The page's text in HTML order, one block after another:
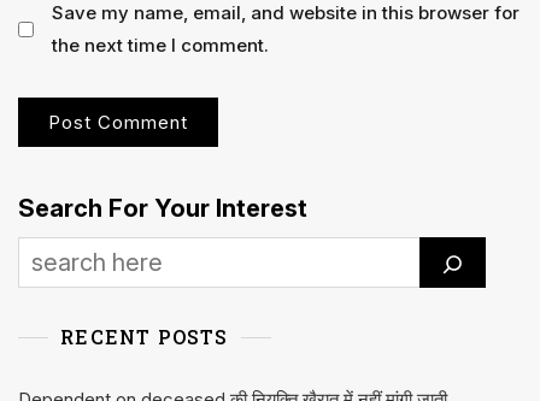
Save my name, email, and website in this browser for
the next time I comment.
Search For Your Interest
RECENT POSTS